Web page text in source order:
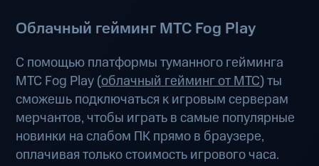
Облачный гейминг МТС Fog Play
С помощью платформы туманного гейминга
МТС Fog Play (облачный гейминг от МТС) ты
сможешь подключаться к игровым серверам
мерчантов, чтобы играть в самые популярные
новинки на слабом ПК прямо в браузере,
оплачивая только стоимость игрового часа.